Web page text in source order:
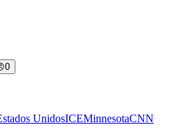
0
UnidosICEMinnesotaCNN